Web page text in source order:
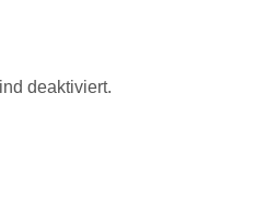
deaktiviert.